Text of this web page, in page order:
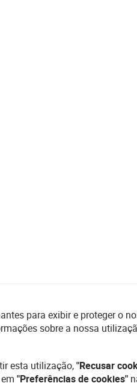
para exibir e proteger o
sobre a nossa
esta utilização,"Recusar
"Preferências de cookies"